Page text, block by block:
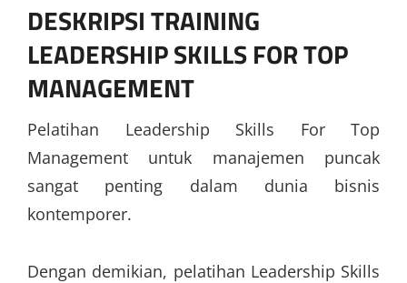
DESKRIPSITRAINING
LEADERSHIP SKILLS FOR TOP
MANAGEMENT
Pelatihan Leadership Skills For Top
Management untuk manajemen puncak
sangat penting dalam dunia bisnis
kontemporer.
Dengan demikian, pelatihan Leadership Skills